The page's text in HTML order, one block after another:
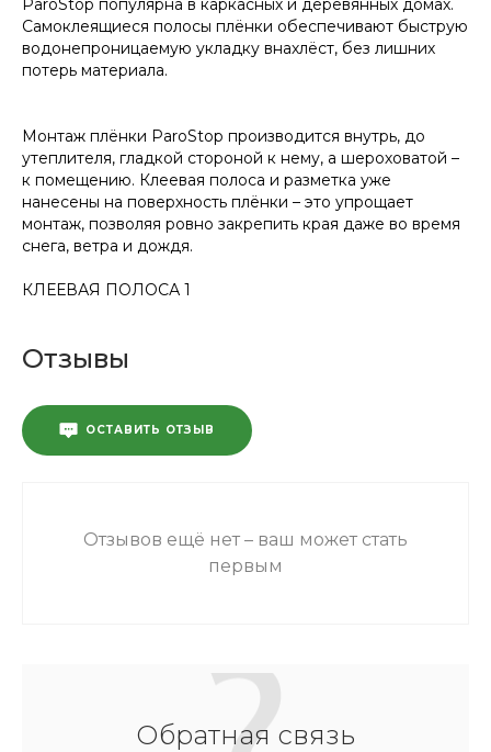
ParoStop популярна в каркасных и деревянных домах.
Самоклеящиеся полосы плёнки обеспечивают быструю
водонепроницаемую укладку внахлёст, без лишних
потерь материала.
Монтаж плёнки ParoStop производится внутрь, до
утеплителя, гладкой стороной к нему, а шероховатой –
к помещению. Клеевая полоса и разметка уже
нанесены на поверхность плёнки – это упрощает
монтаж, позволяя ровно закрепить края даже во время
снега, ветра и дождя.
КЛЕЕВАЯ ПОЛОСА 1
Отзывы
ОСТАВИТЬ ОТЗЫВ
Отзывов ещё нет – ваш может стать
первым
Обратная связь